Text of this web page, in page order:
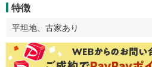
特徴
平坦地、古家あり